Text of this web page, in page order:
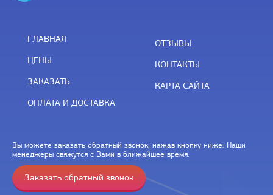
ГЛАВНАЯ
ЦЕНЫ
ЗАКАЗАТЬ
ОПЛАТА И ДОСТАВКА
ОТЗЫВЫ
КОНТАКТЫ
КАРТА САЙТА
Вы можете заказать обратный звонок, нажав кнопку ниже. Наши
менеджеры свяжутся с Вами в ближайшее время.
Заказать обратный звонок